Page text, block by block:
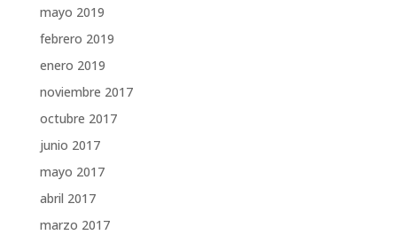
mayo 2019
febrero 2019
enero 2019
noviembre 2017
octubre 2017
junio 2017
mayo 2017
abril 2017
marzo 2017